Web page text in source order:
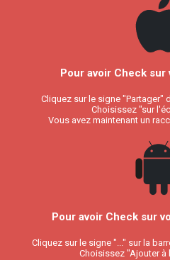
Pour avoir Check sur
Cliquez sur le signe "Partager"
Choisissez "sur
Vous avez maintenant un
Pour avoir Check sur
Cliquez sur le signe "..." sur la
Choisissez "Ajouter à